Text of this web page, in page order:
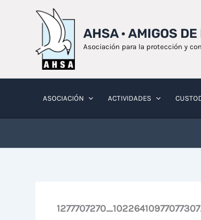
AHSA · AMIGOS
Asociación para la protección y
ASOCIACIÓN ACTIVIDADES